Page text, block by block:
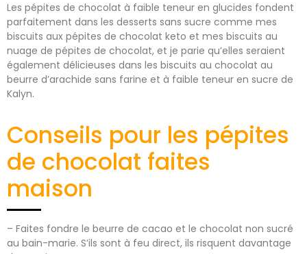
Les pépites de chocolat à faible teneur en glucides fondent
parfaitement dans les desserts sans sucre comme mes
biscuits aux pépites de chocolat keto et mes biscuits au
nuage de pépites de chocolat, et je parie qu’elles seraient
également délicieuses dans les biscuits au chocolat au
beurre d’arachide sans farine et à faible teneur en sucre de
Kalyn.
Conseils pour les pépites
de chocolat faites
maison
– Faites fondre le beurre de cacao et le chocolat non sucré
au bain-marie. S’ils sont à feu direct, ils risquent davantage